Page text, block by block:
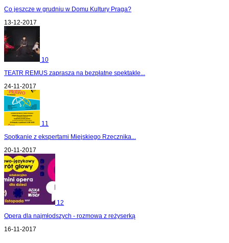
Co jeszcze w grudniu w Domu Kultury Praga?
13-12-2017
10
TEATR REMUS zaprasza na bezpłatne spektakle...
24-11-2017
11
Spotkanie z ekspertami Miejskiego Rzecznika...
20-11-2017
12
Opera dla najmłodszych - rozmowa z reżyserką
16-11-2017